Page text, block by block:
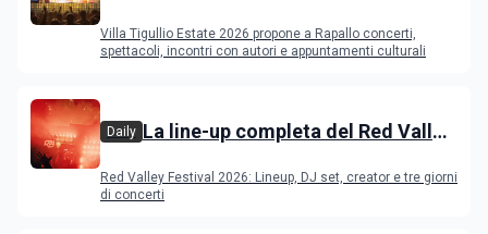
Villa Tigullio Estate 2026 propone a Rapallo concerti,
spettacoli, incontri con autori e appuntamenti culturali
Daily La line-up completa del Red Valley
Red Valley Festival 2026: Lineup, DJ set, creator e tre giorni
di concerti